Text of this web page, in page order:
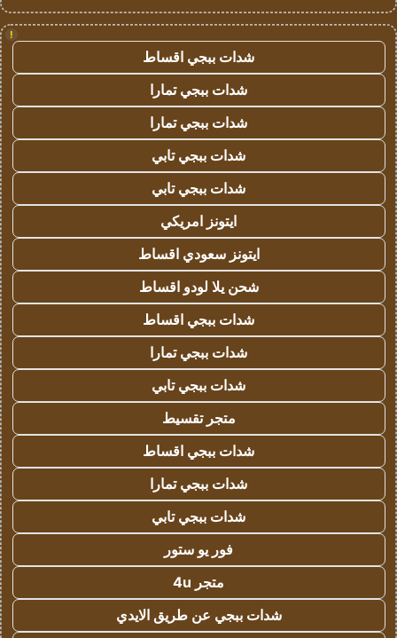
!
شدات ببجي اقساط
شدات ببجي تمارا
شدات ببجي تمارا
شدات ببجي تابي
شدات ببجي تابي
ايتونز امريكي
ايتونز سعودي اقساط
شحن يلا لودو اقساط
شدات ببجي اقساط
شدات ببجي تمارا
شدات ببجي تابي
متجر تقسيط
شدات ببجي اقساط
شدات ببجي تمارا
شدات ببجي تابي
فور يو ستور
متجر 4u
شدات ببجي عن طريق الايدي